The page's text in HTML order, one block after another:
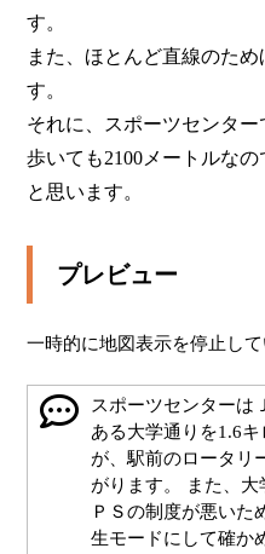
す。
また、ほとんど直線のた
す。
それに、スポーツセンタ
歩いても2100メートルな
と思います。
プレビュー
一時的に地図表示を停止して
スポーツセンターは
ある大学通りを1.6
が、駅前のロータリ
がります。 また、
ＰＳの制度が悪いた
生モードにして確か